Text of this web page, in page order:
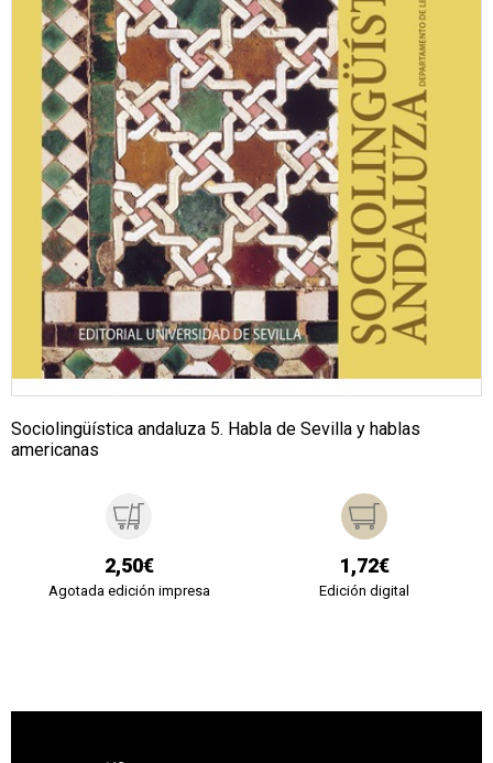
Sociolingüística andaluza 5. Habla de Sevilla y hablas
americanas
2,50€
Agotada edición impresa
1,72€
Edición digital